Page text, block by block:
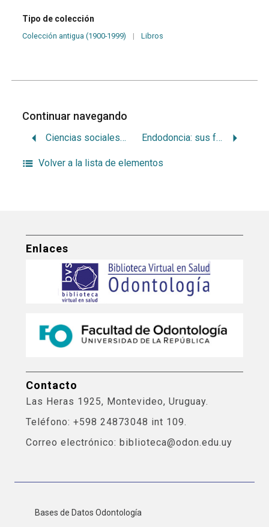
Tipo de colección
Colección antigua (1900-1999) | Libros
Continuar navegando
Ciencias sociales en educación para la salud Endodoncia: sus fundamentos patológicos
Volver a la lista de elementos
Enlaces
Contacto
Las Heras 1925, Montevideo, Uruguay.
Teléfono: +598 24873048 int 109.
Correo electrónico: biblioteca@odon.edu.uy
Bases de Datos Odontología